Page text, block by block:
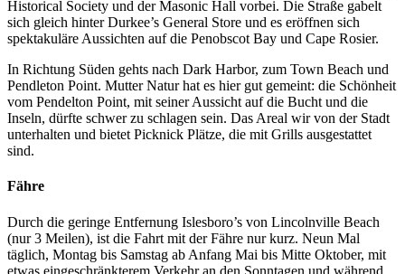
Historical Society und der Masonic Hall vorbei. Die Straße gabelt
sich gleich hinter Durkee’s General Store und es eröffnen sich
spektakuläre Aussichten auf die Penobscot Bay und Cape Rosier.
In Richtung Süden gehts nach Dark Harbor, zum Town Beach und
Pendleton Point. Mutter Natur hat es hier gut gemeint: die Schönheit
vom Pendelton Point, mit seiner Aussicht auf die Bucht und die
Inseln, dürfte schwer zu schlagen sein. Das Areal wir von der Stadt
unterhalten und bietet Picknick Plätze, die mit Grills ausgestattet
sind.
Fähre
Durch die geringe Entfernung Islesboro’s von Lincolnville Beach
(nur 3 Meilen), ist die Fahrt mit der Fähre nur kurz. Neun Mal
täglich, Montag bis Samstag ab Anfang Mai bis Mitte Oktober, mit
etwas eingeschränkterem Verkehr an den Sonntagen und während